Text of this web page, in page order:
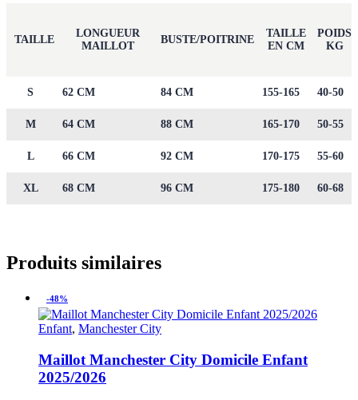
TAILLE
LONGUEUR
MAILLOT
BUSTE/POITRINE
TAILLE
EN CM
POIDS
KG
S 62 CM 84 CM 155-165 40-50
M 64 CM 88 CM 165-170 50-55
L 66 CM 92 CM 170-175 55-60
XL 68 CM 96 CM 175-180 60-68
Produits similaires
-48%
Enfant, Manchester City
Maillot Manchester City Domicile Enfant
2025/2026